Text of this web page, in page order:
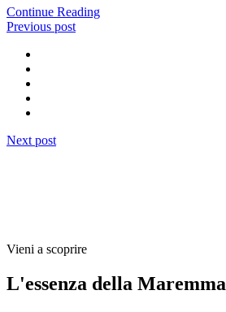
Continue Reading
Previous post
Next post
Vieni a scoprire
L'essenza della Maremma